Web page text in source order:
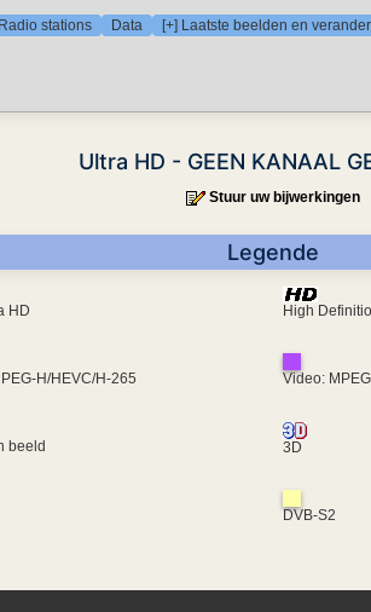
Radio stations Data [+] Laatste beelden en
Ultra HD - GEEN KANAAL
Stuur uw bijwerkingen
Legende
HD High
H/HEVC/H-265 Video:
beeld 3D
DVB-S2